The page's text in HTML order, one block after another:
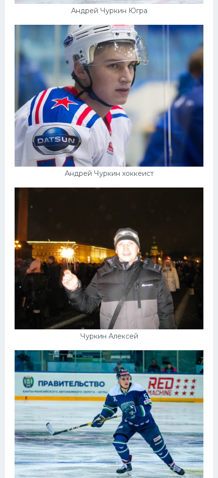
Андрей Чуркин Югра
Андрей Чуркин хоккеист
Чуркин Алексей